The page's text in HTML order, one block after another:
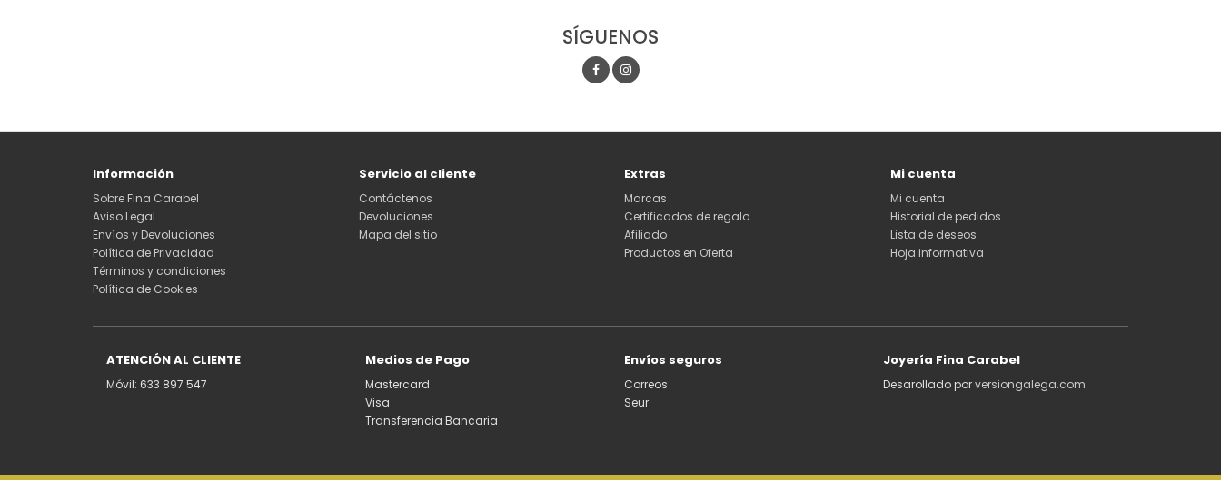
SÍGUENOS
Información
Sobre Fina Carabel
Aviso Legal
Envíos y Devoluciones
Política de Privacidad
Términos y condiciones
Política de Cookies
Servicio al cliente
Contáctenos
Devoluciones
Mapa del sitio
Extras
Marcas
Certificados de regalo
Afiliado
Productos en Oferta
Mi cuenta
Mi cuenta
Historial de pedidos
Lista de deseos
Hoja informativa
ATENCIÓN AL CLIENTE
Móvil: 633 897 547
Medios de Pago
Mastercard
Visa
Transferencia Bancaria
Envíos seguros
Correos
Seur
Joyería Fina Carabel
Desarollado porversiongalega.com